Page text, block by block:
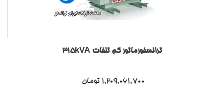
ترانسفورماتور کم تلفات 315kVA
1,209,061,700 تومان